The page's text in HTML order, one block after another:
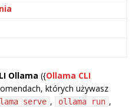
Ollama ({Ollama CLI
których używasz
serve , ollama run ,